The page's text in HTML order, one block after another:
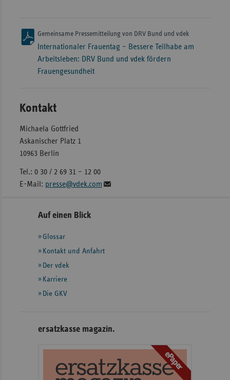
Gemeinsame Pressemitteilung von DRV Bund und vdek
Internationaler Frauentag – Bessere Teilhabe am
Arbeitsleben: DRV Bund und vdek fördern
Frauengesundheit
Kontakt
Michaela Gottfried
Askanischer Platz 1
10963 Berlin
Tel.: 0 30 / 2 69 31 – 12 00
E-Mail: presse@vdek.com
Seitennavigation
Seitenleiste
weiteren
Informationen
Auf einen Blick
Glossar
Kontakt und Anfahrt
Der vdek
Karriere
Die GKV
ersatzkasse magazin.
ePaper